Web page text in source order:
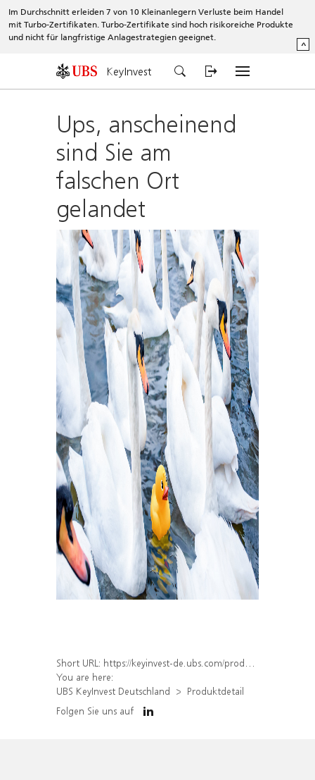
Im Durchschnitt erleiden 7 von 10 Kleinanlegern Verluste beim Handel
mit Turbo-Zertifikaten. Turbo-Zertifikate sind hoch risikoreiche Produkte
und nicht für langfristige Anlagestrategien geeignet.
^
KeyInvest
Ups, anscheinend
sind Sie am
falschen Ort
gelandet
Short URL: https://keyinvest-de.ubs.com/produkt/detail/index/isin/DE000WA49TW0
You are here:
UBS KeyInvest Deutschland
Produktdetail
Folgen Sie uns auf